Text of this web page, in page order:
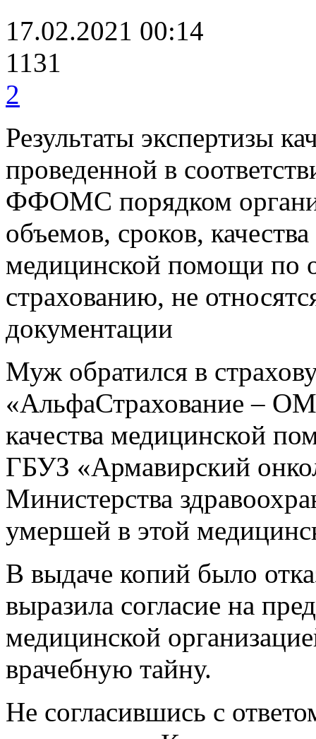
17.02.2021 00:14
1131
2
Результаты экспертизы
проведенной в
ФФОМС порядком
объемов, сроков,
медицинской помощи по
страхованию, не
документации
Муж обратился в
«АльфаСтрахование –
качества медицинской
ГБУЗ «Армавирский
Министерства
умершей в этой
В выдаче копий было
выразила согласие на
медицинской
врачебную тайну.
Не согласившись с